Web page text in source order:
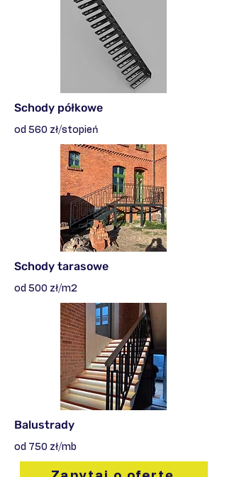
Schody półkowe
od 560 zł/stopień
Schody tarasowe
od 500 zł/m2
Balustrady
od 750 zł/mb